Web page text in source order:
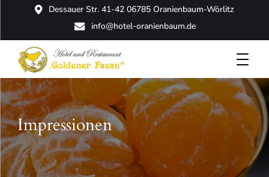
Dessauer Str. 41-42 06785 Oranienbaum-Wörlitz
info@hotel-oranienbaum.de
Hotel und Restaurant Goldener Fasan
direkt am Schlosspark Oranienbaum
Impressionen